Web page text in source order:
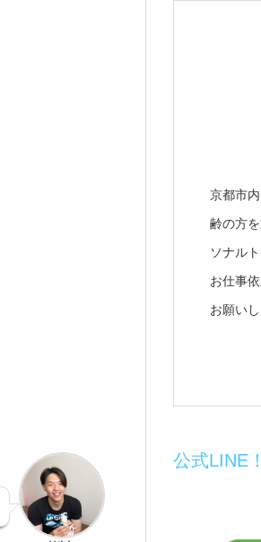
京都市
齢の方
ソナル
お仕事
お願いし
公式LINE！